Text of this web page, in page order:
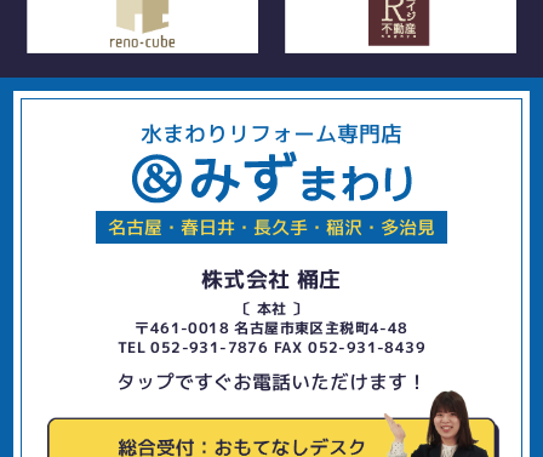
水まわりリフォーム専門店
名古屋・春日井・長久手・稲沢・多治見
株式会社 桶庄
〔 本社 〕
〒461-0018 名古屋市東区主税町4-48
TEL 052-931-7876 FAX 052-931-8439
タップですぐお電話いただけます！